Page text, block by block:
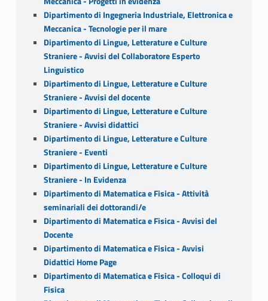
Dipartimento di Ingegneria Industriale, Elettronica e
Meccanica - Tecnologie per il mare
Dipartimento di Lingue, Letterature e Culture
Straniere - Avvisi del Collaboratore Esperto
Linguistico
Dipartimento di Lingue, Letterature e Culture
Straniere - Avvisi del docente
Dipartimento di Lingue, Letterature e Culture
Straniere - Avvisi didattici
Dipartimento di Lingue, Letterature e Culture
Straniere - Eventi
Dipartimento di Lingue, Letterature e Culture
Straniere - In Evidenza
Dipartimento di Matematica e Fisica - Attività
seminariali dei dottorandi/e
Dipartimento di Matematica e Fisica - Avvisi del
Docente
Dipartimento di Matematica e Fisica - Avvisi
Didattici Home Page
Dipartimento di Matematica e Fisica - Colloqui di
Fisica